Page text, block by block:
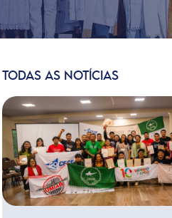
TODAS AS NOTÍCIAS